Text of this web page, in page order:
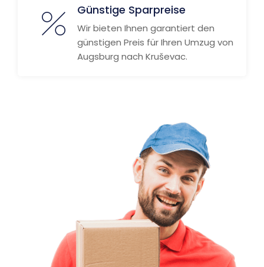
Günstige Sparpreise
Wir bieten Ihnen garantiert den
günstigen Preis für Ihren Umzug von
Augsburg nach Kruševac.